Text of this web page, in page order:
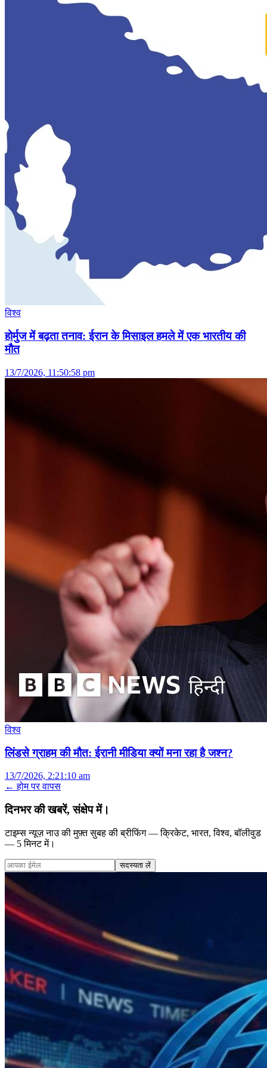
विश्व
होर्मुज में बढ़ता तनाव: ईरान के मिसाइल हमले में एक भारतीय की
मौत
13/7/2026, 11:50:58 pm
विश्व
लिंडसे ग्राहम की मौत: ईरानी मीडिया क्यों मना रहा है जश्न?
13/7/2026, 2:21:10 am
← होम पर वापस
दिनभर की खबरें, संक्षेप में।
टाइम्स न्यूज़ नाउ की मुफ़्त सुबह की ब्रीफिंग — क्रिकेट, भारत, विश्व, बॉलीवुड
— 5 मिनट में।
सदस्यता लें